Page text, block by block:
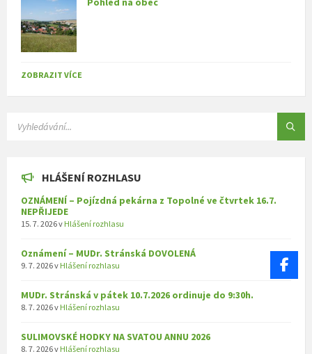
ZOBRAZIT VÍCE
HLÁŠENÍ ROZHLASU
OZNÁMENÍ – Pojízdná pekárna z Topolné ve čtvrtek 16.7.
NEPŘIJEDE
15. 7. 2026v Hlášení rozhlasu
Oznámení – MUDr. Stránská DOVOLENÁ
9. 7. 2026v Hlášení rozhlasu
MUDr. Stránská v pátek 10.7.2026 ordinuje do 9:30h.
8. 7. 2026v Hlášení rozhlasu
SULIMOVSKÉ HODKY NA SVATOU ANNU 2026
8. 7. 2026v Hlášení rozhlasu